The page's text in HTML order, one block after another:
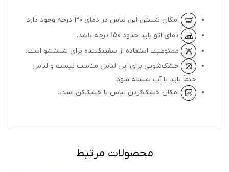
امکان شستن این لباس در دمای 30 درجه وجود دارد.
دمای اتو باید حدود 150 درجه باشد.
ممنوعیت استفاده از سفیدکننده برای شستشو است.
خشک‌شویی برای این لباس مناسب نیست و لباس
حتماً باید با آب شسته شود.
امکان خشک‌کردن لباس با خشک‌کن است.
محصولات مرتبط